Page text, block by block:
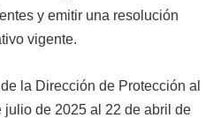
y emitir una resolución
vigente.
la Dirección de Protección al
julio de 2025 al 22 de abril de